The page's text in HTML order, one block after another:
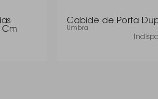
Cm
Cabide de Porta
Umbra